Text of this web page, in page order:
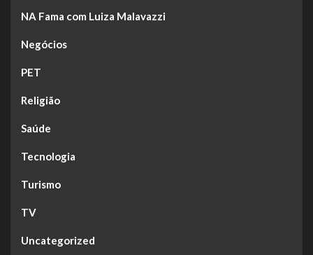
NA Fama com Luiza Malavazzi
Negócios
PET
Religião
Saúde
Tecnologia
Turismo
TV
Uncategorized